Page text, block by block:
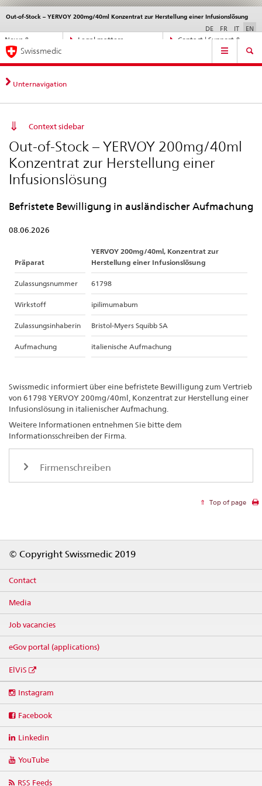
Direct
navigation:
news,
matters,
News &
Legal matters,
Contact | Support &
Out-of-Stock – YERVOY 200mg/40ml Konzentrat zur Herstellung einer Infusionslösung
Languages
DE FR IT EN
Service
Main
Navigation
Swissmedic
Unternavigation
Context sidebar
Out-of-Stock – YERVOY 200mg/40ml
Konzentrat zur Herstellung einer
Infusionslösung
Befristete Bewilligung in ausländischer Aufmachung
08.06.2026
Präparat
YERVOY 200mg/40ml, Konzentrat zur
Herstellung einer Infusionslösung
Zulassungsnummer 61798
Wirkstoff ipilimumabum
Zulassungsinhaberin Bristol-Myers Squibb SA
Aufmachung italienische Aufmachung
Swissmedic informiert über eine befristete Bewilligung zum Vertrieb
von 61798 YERVOY 200mg/40ml, Konzentrat zur Herstellung einer
Infusionslösung in italienischer Aufmachung.
Weitere Informationen entnehmen Sie bitte dem
Informationsschreiben der Firma.
Firmenschreiben
Top of page
© Copyright Swissmedic 2019
Contact
Media
Job vacancies
eGov portal (applications)
ElViS
media
Instagram
Facebook
Linkedin
YouTube
RSS Feeds